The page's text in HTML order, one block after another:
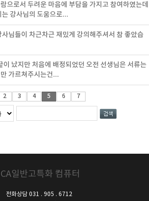
으로서 두려운 마음에 부담을 가지고 참여하였는데
강사님의 도움으로...
님들이 차근차근 재밌게 강의해주셔서 참 좋았습
이 났지만 처음에 배정되었던 오전 선생님은 서류는
가르쳐주시는건...
2 3 4 5 6 7
일반고특화 컴퓨터
전화상담 031 . 905 . 6712